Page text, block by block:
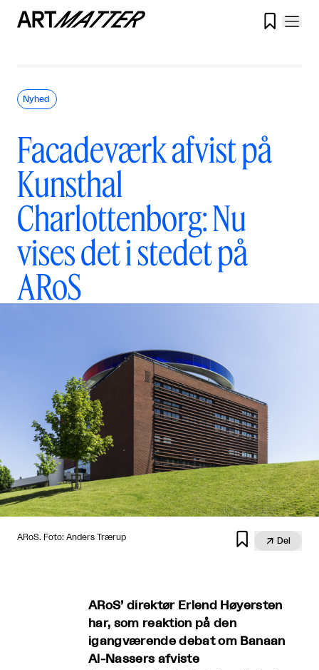

Facadeværk afvist på
Kunsthal
Charlottenborg: Nu
vises det i stedet på
ARoS
Nyhed
ARoS. Foto: Anders Trærup   Del
ARoS’ direktør Erlend Høyersten
har, som reaktion på den
igangværende debat om Banaan
Al-Nassers afviste